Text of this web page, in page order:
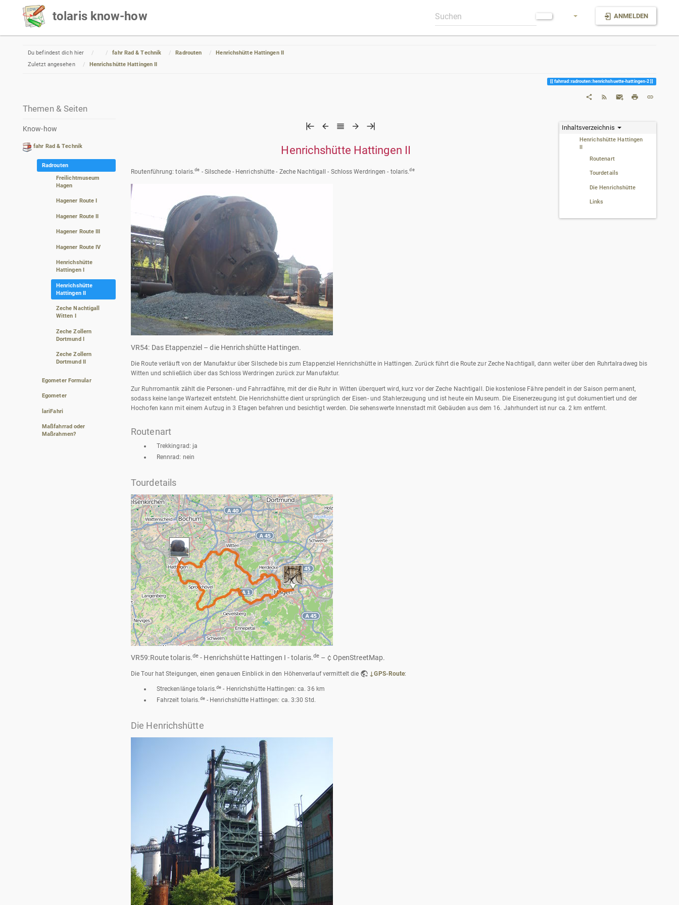
tolaris know-how ANMELDEN
Du befindest dich hier Homefahr Rad & Technik Radrouten
Henrichshütte Hattingen II
Zuletzt angesehen
Henrichshütte Hattingen II
fahrrad:radrouten:henrichshuette-hattingen-2
Themen & Seiten
Know-how
fahr Rad & Technik
Radrouten
Freilichtmuseum
Hagen
Hagener Route I
Hagener Route II
Hagener Route III
Hagener Route IV
Henrichshütte
Hattingen I
Henrichshütte
Hattingen II
Zeche Nachtigall
Witten I
Zeche Zollern
Dortmund I
Zeche Zollern
Dortmund II
Egometer Formular
Egometer
lariFahri
Maßfahrrad oder
Maßrahmen?
Inhaltsverzeichnis
Henrichshütte Hattingen
II
Routenart
Tourdetails
Die Henrichshütte
Links
Henrichshütte Hattingen II
Routenführung: tolaris.de - Silschede - Henrichshütte - Zeche Nachtigall - Schloss Werdringen - tolaris.de
VR54: Das Etappenziel – die Henrichshütte Hattingen.
Die Route verläuft von der Manufaktur über Silschede bis zum Etappenziel Henrichshütte in Hattingen. Zurück führt die Route zur Zeche Nachtigall, dann weiter über den Ruhrtalradweg bis
Witten und schließlich über das Schloss Werdringen zurück zur Manufaktur.
Zur Ruhrromantik zählt die Personen- und Fahrradfähre, mit der die Ruhr in Witten überquert wird, kurz vor der Zeche Nachtigall. Die kostenlose Fähre pendelt in der Saison permanent,
sodass keine lange Wartezeit entsteht. Die Henrichshütte dient ursprünglich der Eisen- und Stahlerzeugung und ist heute ein Museum. Die Eisenerzeugung ist gut dokumentiert und der
Hochofen kann mit einem Aufzug in 3 Etagen befahren und besichtigt werden. Die sehenswerte Innenstadt mit Gebäuden aus dem 16. Jahrhundert ist nur ca. 2 km entfernt.
Routenart
Trekkingrad: ja
Rennrad: nein
Tourdetails
VR59:Route tolaris.de - Henrichshütte Hattingen I - tolaris.de – ¢ OpenStreetMap.
Die Tour hat Steigungen, einen genauen Einblick in den Höhenverlauf vermittelt die ↓GPS-Route:
Streckenlänge tolaris.de - Henrichshütte Hattingen: ca. 36 km
Fahrzeit tolaris. de- Henrichshütte Hattingen: ca. 3:30 Std.
Die Henrichshütte